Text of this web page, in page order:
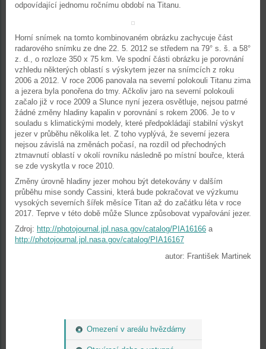
Omezení v areálu hvězdárny
odpovídající jednomu ročnímu období na Titanu.
Horní snímek na tomto kombinovaném obrázku zachycuje část
radarového snímku ze dne 22. 5. 2012 se středem na 79° s. š. a 58°
z. d., o rozloze 350 x 75 km. Ve spodní části obrázku je porovnání
vzhledu některých oblastí s výskytem jezer na snímcích z roku
2006 a 2012. V roce 2006 panovala na severní polokouli Titanu zima
a jezera byla ponořena do tmy. Ačkoliv jaro na severní polokouli
začalo již v roce 2009 a Slunce nyní jezera osvětluje, nejsou patrné
žádné změny hladiny kapalin v porovnání s rokem 2006. Je to v
souladu s klimatickými modely, které předpokládají stabilní výskyt
jezer v průběhu několika let. Z toho vyplývá, že severní jezera
nejsou závislá na změnách počasí, na rozdíl od přechodných
ztmavnutí oblastí v okolí rovníku následně po místní bouřce, která
se zde vyskytla v roce 2010.
Změny úrovně hladiny jezer mohou být detekovány v dalším
průběhu mise sondy Cassini, která bude pokračovat ve výzkumu
vysokých severních šířek měsíce Titan až do začátku léta v roce
2017. Teprve v této době může Slunce způsobovat vypařování jezer.
Zdroj: http://photojournal.jpl.nasa.gov/catalog/PIA16166 a
http://photojournal.jpl.nasa.gov/catalog/PIA16167
autor: František Martinek